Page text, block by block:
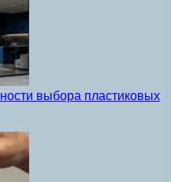
выбора пластиковых